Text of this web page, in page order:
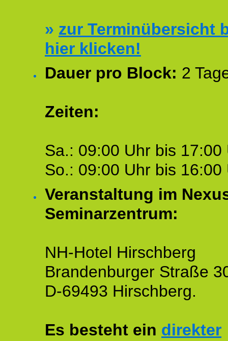
» zur Terminübersicht
hier klicken!
Dauer pro Block: 2
Zeiten:
Sa.: 09:00 Uhr bis 17:00
So.: 09:00 Uhr bis 16:00
Veranstaltung im
Seminarzentrum:
NH-Hotel Hirschberg
Brandenburger Straße
D-69493 Hirschberg.
Es besteht ein direkter